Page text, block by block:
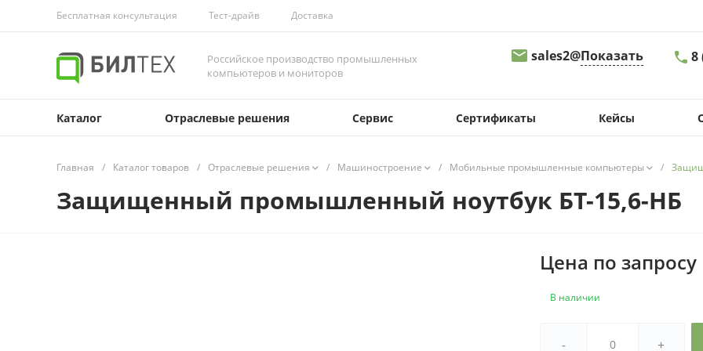
Бесплатная консультация Тест-драйв Доставка
Российское производство промышленных
компьютеров и мониторов
sales2@Показать 8
Каталог Отраслевые решения Сервис Сертификаты Кейсы
Главная / Каталог товаров / Отраслевые решения / Машиностроение / Мобильные промышленные компьютеры /
Защищенный промышленный ноутбук БТ-15,6-НБ
Цена по запросу
В наличии
- +